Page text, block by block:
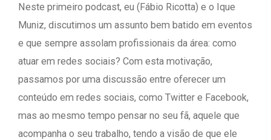
Neste primeiro podcast, eu (Fábio Ricotta) e o Ique
Muniz, discutimos um assunto bem batido em eventos
e que sempre assolam profissionais da área: como
atuar em redes sociais? Com esta motivação,
passamos por uma discussão entre oferecer um
conteúdo em redes sociais, como Twitter e Facebook,
mas ao mesmo tempo pensar no seu fã, aquele que
acompanha o seu trabalho, tendo a visão de que ele